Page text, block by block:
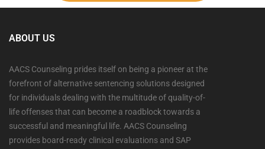
ABOUT US
AACS Counseling prides itself on being a pioneer at the
forefront of alternative sentencing solutions designed
for individuals dealing with the multitude of quality-of-
life offenses that can become a roadblock towards a
successful and meaningful life. AACS Counseling
provides board-ready clinical evaluations and SAP